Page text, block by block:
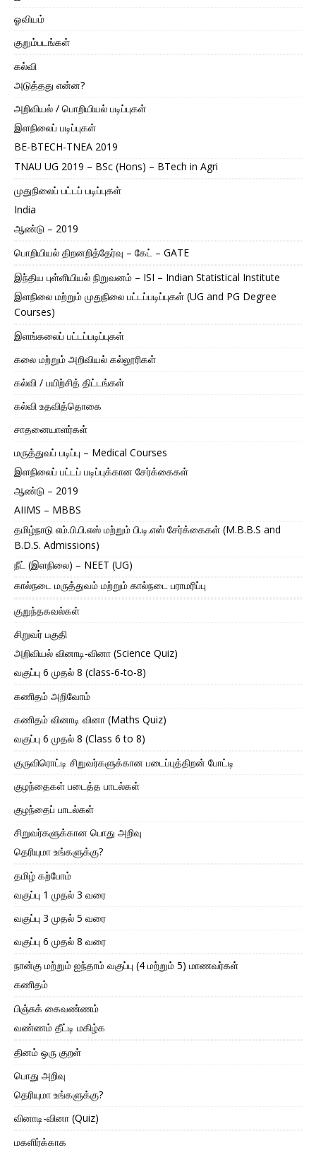
ஓவியம்
குறும்படங்கள்
கல்வி
அடுத்தது என்ன?
அறிவியல் / பொறியியல் படிப்புகள்
இளநிலைப் படிப்புகள்
BE-BTECH-TNEA 2019
TNAU UG 2019 – BSc (Hons) – BTech in Agri
முதுநிலைப் பட்டப் படிப்புகள்
India
ஆண்டு – 2019
பொறியியல் திறனறித்தேர்வு – கேட் – GATE
இந்திய புள்ளியியல் நிறுவனம் – ISI – Indian Statistical Institute
இளநிலை மற்றும் முதுநிலை பட்டப்படிப்புகள் (UG and PG Degree
Courses)
இளங்கலைப் பட்டப்படிப்புகள்
கலை மற்றும் அறிவியல் கல்லூரிகள்
கல்வி / பயிற்சித் திட்டங்கள்
கல்வி உதவித்தொகை
சாதனையாளர்கள்
மருத்துவப் படிப்பு – Medical Courses
இளநிலைப் பட்டப் படிப்புக்கான சேர்க்கைகள்
ஆண்டு – 2019
AIIMS – MBBS
தமிழ்நாடு எம்.பி.பி.எஸ் மற்றும் பி.டி.எஸ் சேர்க்கைகள் (M.B.B.S and
B.D.S. Admissions)
நீட் (இளநிலை) – NEET (UG)
கால்நடை மருத்துவம் மற்றும் கால்நடை பராமரிப்பு
குறுந்தகவல்கள்
சிறுவர் பகுதி
அறிவியல் வினாடி-வினா (Science Quiz)
வகுப்பு 6 முதல் 8 (class-6-to-8)
கணிதம் அறிவோம்
கணிதம் வினாடி வினா (Maths Quiz)
வகுப்பு 6 முதல் 8 (Class 6 to 8)
குருவிரொட்டி சிறுவர்களுக்கான படைப்புத்திறன் போட்டி
குழந்தைகள் படைத்த பாடல்கள்
குழந்தைப் பாடல்கள்
சிறுவர்களுக்கான பொது அறிவு
தெரியுமா உங்களுக்கு?
தமிழ் கற்போம்
வகுப்பு 1 முதல் 3 வரை
வகுப்பு 3 முதல் 5 வரை
வகுப்பு 6 முதல் 8 வரை
நான்கு மற்றும் ஐந்தாம் வகுப்பு (4 மற்றும் 5) மாணவர்கள்
கணிதம்
பிஞ்சுக் கைவண்ணம்
வண்ணம் தீட்டி மகிழ்க
தினம் ஒரு குறள்
பொது அறிவு
தெரியுமா உங்களுக்கு?
வினாடி-வினா (Quiz)
மகளிர்க்காக